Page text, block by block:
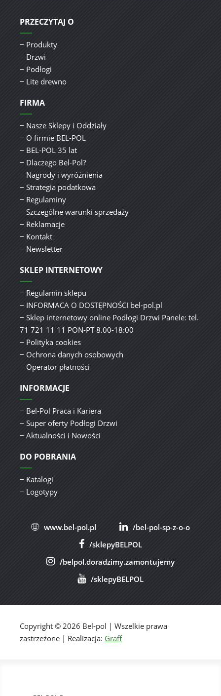
PRZECZYTAJ O
Produkty
Drzwi
Podłogi
Lite drewno
FIRMA
Nasze Sklepy i Oddziały
O firmie BEL-POL
BEL-POL 35 lat
Dlaczego Bel-Pol?
Nagrody i wyróżnienia
Strategia podatkowa
Regulaminy
Szczególne warunki sprzedaży
Reklamacje
Kontakt
Newsletter
SKLEP INTERNETOWY
Regulamin sklepu
INFORMACA O DOSTĘPNOŚCI bel-pol.pl
Sklep internetowy online Podłogi Drzwi Panele: tel.
71 721 11 11 PON-PT 8.00-18:00
Polityka cookies
Ochrona danych osobowych
Operator płatności
INFORMACJE
Bel-Pol Praca i Kariera
Super oferty Podłogi Drzwi
Aktualności i Nowości
DO POBRANIA
Katalogi
Logotypy
www.bel-pol.pl
/bel-pol-sp-z-o-o
/sklepyBELPOL
/belpol.doradzimy.zamontujemy
/sklepyBELPOL
Copyright © 2026 Bel-pol | Wszelkie prawa
zastrzeżone | Realizacja: Graff